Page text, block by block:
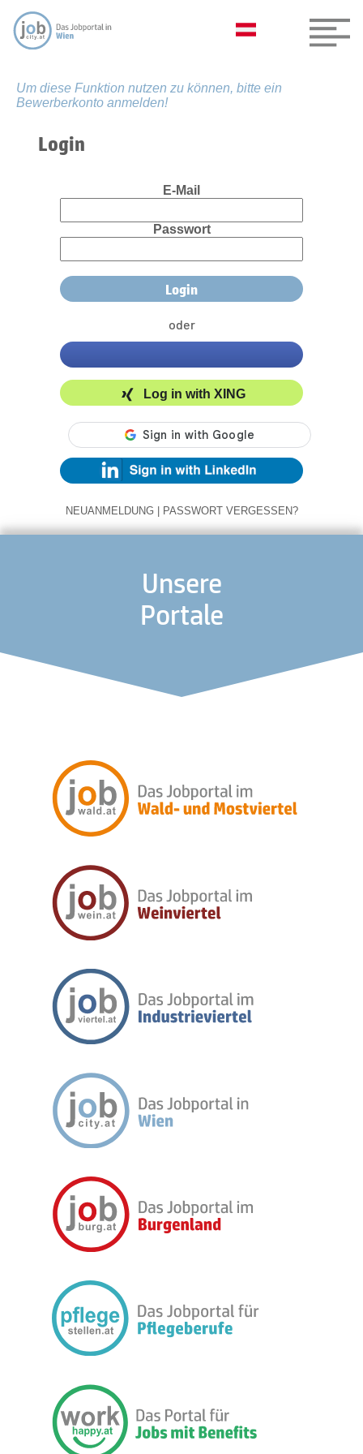
Um diese Funktion nutzen zu können, bitte ein
Bewerberkonto anmelden!
Login
E-Mail
Passwort
oder
Log in with XING
NEUANMELDUNG | PASSWORT VERGESSEN?
Unsere
Portale